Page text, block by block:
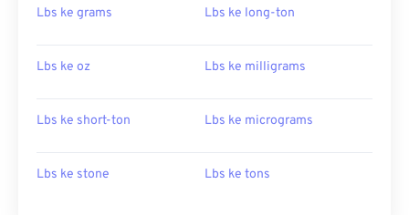
Lbs ke grams Lbs ke long-ton
Lbs ke oz Lbs ke milligrams
Lbs ke short-ton Lbs ke micrograms
Lbs ke stone Lbs ke tons